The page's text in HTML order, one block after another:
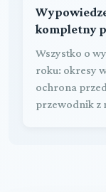
kompletny
Wszystko o
roku: okresy
ochrona
przewodnik z